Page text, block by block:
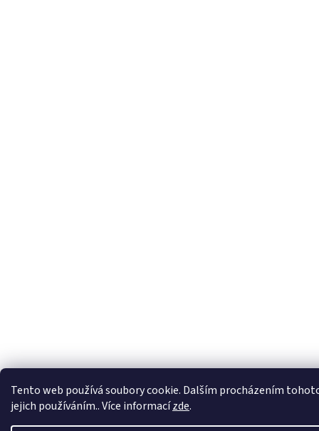
Tento web používá soubory cookie. Dalším procházením
jejich používáním.. Více informacízde.